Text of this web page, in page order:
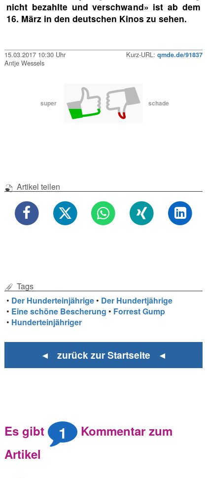
nicht bezahlte und verschwand» ist ab dem
16. März in den deutschen Kinos zu sehen.
15.03.2017 10:30 Uhr Kurz-URL: qmde.de/91837
Antje Wessels
super schade
Artikel teilen
Tags
• Der Hunderteinjährige • Der Hundertjährige
• Eine schöne Bescherung • Forrest Gump
• Hunderteinjähriger
◄ zurück zur Startseite ◄
Es gibt 1
Kommentar zum
Artikel